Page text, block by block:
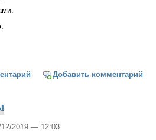
и чаще утратыДобавить комментарий
12/2019 — 12:03